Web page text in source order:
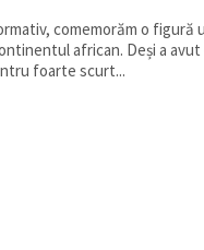
comemorăm o figură
african. Deși a
foarte scurt...